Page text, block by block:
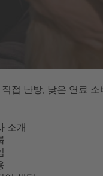
접 난방, 낮은 연료
소개